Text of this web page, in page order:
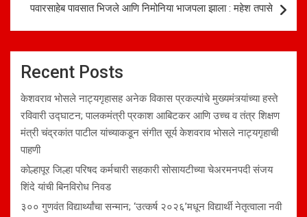
पवारसाहेब पावसात भिजले आणि निमोनिया भाजपला झाला : महेश तपासे
Recent Posts
केशवराव भोसले नाट्यगृहासह अनेक विकास प्रकल्पांचे मुख्यमंत्र्यांच्या हस्ते
रविवारी उद्घाटन; पालकमंत्री प्रकाश आबिटकर आणि उच्च व तंत्र शिक्षण
मंत्री चंद्रकांत पाटील यांच्याकडून संगीत सूर्य केशवराव भोसले नाट्यगृहाची
पाहणी
कोल्हापूर जिल्हा परिषद कर्मचारी सहकारी सोसायटीच्या चेअरमनपदी संजय
शिंदे यांची बिनविरोध निवड
३०० गुणवंत विद्यार्थ्यांचा सन्मान; ‘उत्कर्ष २०२६’मधून विद्यार्थी नेतृत्वाला नवी